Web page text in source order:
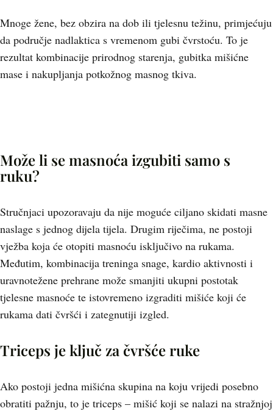
Mnoge žene, bez obzira na dob ili tjelesnu težinu, primjećuju
da područje nadlaktica s vremenom gubi čvrstoću. To je
rezultat kombinacije prirodnog starenja, gubitka mišićne
mase i nakupljanja potkožnog masnog tkiva.
Može li se masnoća izgubiti samo s
ruku?
Stručnjaci upozoravaju da nije moguće ciljano skidati masne
naslage s jednog dijela tijela. Drugim riječima, ne postoji
vježba koja će otopiti masnoću isključivo na rukama.
Međutim, kombinacija treninga snage, kardio aktivnosti i
uravnotežene prehrane može smanjiti ukupni postotak
tjelesne masnoće te istovremeno izgraditi mišiće koji će
rukama dati čvršći i zategnutiji izgled.
Triceps je ključ za čvršće ruke
Ako postoji jedna mišićna skupina na koju vrijedi posebno
obratiti pažnju, to je triceps – mišić koji se nalazi na stražnjoj